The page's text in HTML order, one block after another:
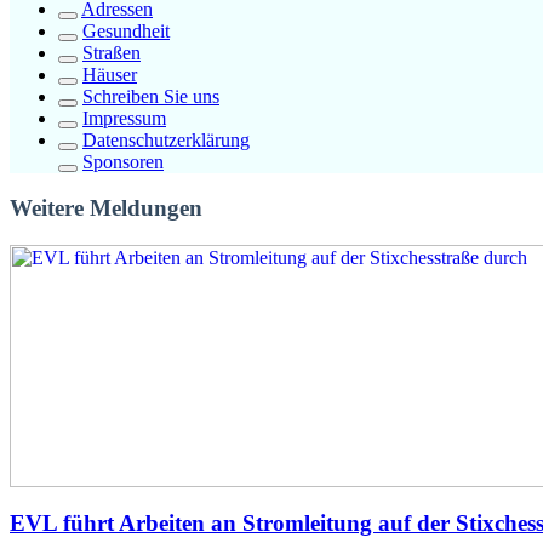
Adressen
Gesundheit
Straßen
Häuser
Schreiben Sie uns
Impressum
Datenschutzerklärung
Sponsoren
Weitere Meldungen
EVL führt Arbeiten an Stromleitung auf der